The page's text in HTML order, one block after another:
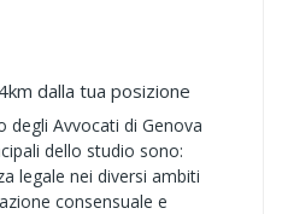
dalla tua posizione
degli Avvocati di Genova
dello studio sono:
legale nei diversi ambiti
consensuale e